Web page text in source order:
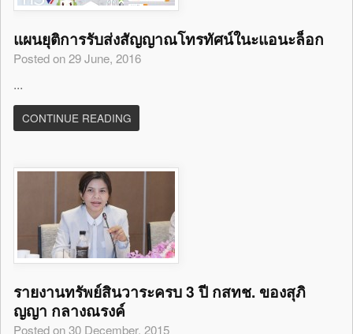
แผนยุติการรับส่งสัญญาณโทรทัศน์ในะแอนะล็อก
Posted on 29 June, 2016
...
CONTINUE READING
รายงานทรัพย์สินวาระครบ 3 ปี กสทช. ของสุภิ
ญญา กลางณรงค์
Posted on 30 December, 2015